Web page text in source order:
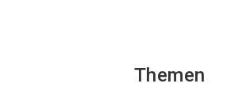
Themen